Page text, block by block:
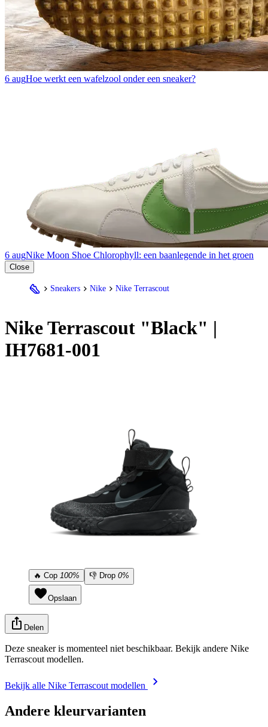
6 augHoe werkt een wafelzool onder een sneaker?
6 augNike Moon Shoe Chlorophyll: een baanlegende in het groen
Close
Sneakers Nike Nike Terrascout
NikeTerrascout "Black" |
IH7681-001
🔥 Cop 100% 👎 Drop 0%
Opslaan
Delen
Deze sneaker is momenteel niet beschikbaar. Bekijk andere Nike
Terrascout modellen.
Bekijk alle Nike Terrascout modellen
Andere kleurvarianten